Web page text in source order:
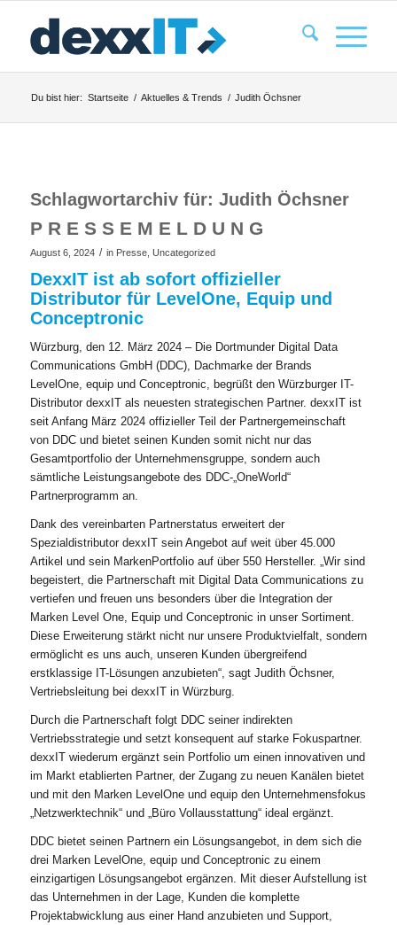
Du bist hier: Startseite / Aktuelles & Trends / Judith Öchsner
Schlagwortarchiv für: Judith Öchsner
P R E S S E M E L D U N G
August 6, 2024 / in Presse, Uncategorized
DexxIT ist ab sofort offizieller
Distributor für LevelOne, Equip und
Conceptronic
Würzburg, den 12. März 2024 – Die Dortmunder Digital Data
Communications GmbH (DDC), Dachmarke der Brands
LevelOne, equip und Conceptronic, begrüßt den Würzburger IT-
Distributor dexxIT als neuesten strategischen Partner. dexxIT ist
seit Anfang März 2024 offizieller Teil der Partnergemeinschaft
von DDC und bietet seinen Kunden somit nicht nur das
Gesamtportfolio der Unternehmensgruppe, sondern auch
sämtliche Leistungsangebote des DDC-„OneWorld“
Partnerprogramm an.
Dank des vereinbarten Partnerstatus erweitert der
Spezialdistributor dexxIT sein Angebot auf weit über 45.000
Artikel und sein MarkenPortfolio auf über 550 Hersteller. „Wir sind
begeistert, die Partnerschaft mit Digital Data Communications zu
vertiefen und freuen uns besonders über die Integration der
Marken Level One, Equip und Conceptronic in unser Sortiment.
Diese Erweiterung stärkt nicht nur unsere Produktvielfalt, sondern
ermöglicht es uns auch, unseren Kunden übergreifend
erstklassige IT-Lösungen anzubieten“, sagt Judith Öchsner,
Vertriebsleitung bei dexxIT in Würzburg.
Durch die Partnerschaft folgt DDC seiner indirekten
Vertriebsstrategie und setzt konsequent auf starke Fokuspartner.
dexxIT wiederum ergänzt sein Portfolio um einen innovativen und
im Markt etablierten Partner, der Zugang zu neuen Kanälen bietet
und mit den Marken LevelOne und equip den Unternehmensfokus
„Netzwerktechnik“ und „Büro Vollausstattung“ ideal ergänzt.
DDC bietet seinen Partnern ein Lösungsangebot, in dem sich die
drei Marken LevelOne, equip und Conceptronic zu einem
einzigartigen Lösungsangebot ergänzen. Mit dieser Aufstellung ist
das Unternehmen in der Lage, Kunden die komplette
Projektabwicklung aus einer Hand anzubieten und Support,